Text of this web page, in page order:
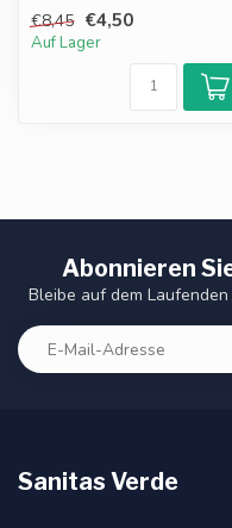
trockenes...
€8,45 €4,50
Auf Lager
Abonnieren
Bleibe auf dem
Sanitas Verde